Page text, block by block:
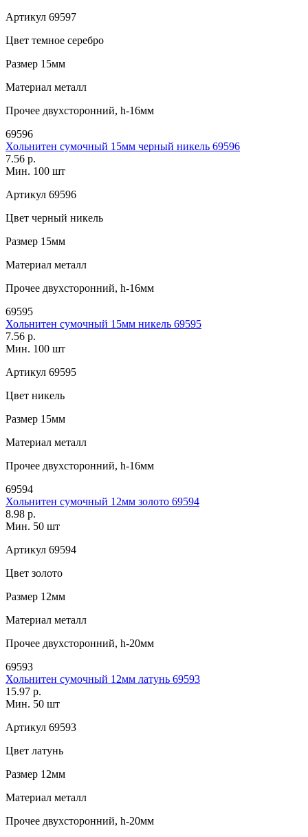
Артикул 69597
Цвет темное серебро
Размер 15мм
Материал металл
Прочее двухсторонний, h-16мм
69596
Хольнитен сумочный 15мм черный никель 69596
7.56 р.
Мин. 100 шт
Артикул 69596
Цвет черный никель
Размер 15мм
Материал металл
Прочее двухсторонний, h-16мм
69595
Хольнитен сумочный 15мм никель 69595
7.56 р.
Мин. 100 шт
Артикул 69595
Цвет никель
Размер 15мм
Материал металл
Прочее двухсторонний, h-16мм
69594
Хольнитен сумочный 12мм золото 69594
8.98 р.
Мин. 50 шт
Артикул 69594
Цвет золото
Размер 12мм
Материал металл
Прочее двухсторонний, h-20мм
69593
Хольнитен сумочный 12мм латунь 69593
15.97 р.
Мин. 50 шт
Артикул 69593
Цвет латунь
Размер 12мм
Материал металл
Прочее двухсторонний, h-20мм